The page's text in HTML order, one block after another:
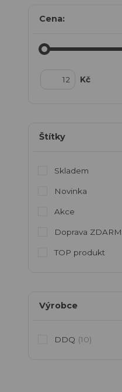
Cena:
Kč
Štítky
Skladem
Novinka
Akce
Doprava
TOP produkt
Výrobce
DDQ (10)